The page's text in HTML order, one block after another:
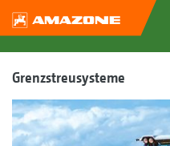
Grenzstreusysteme